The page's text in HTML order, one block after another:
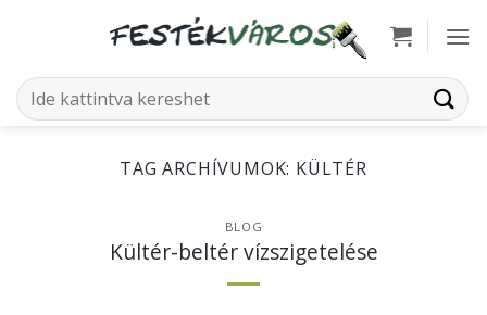
Keresés
a
TAG ARCHÍVUMOK: KÜLTÉR
BLOG
Kültér-beltér vízszigetelése